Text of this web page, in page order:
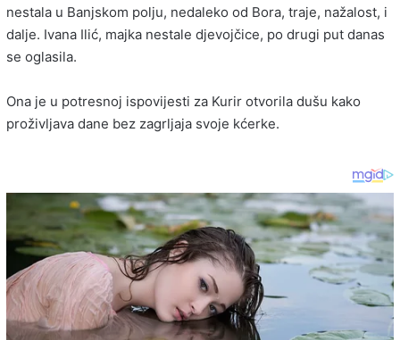
nestala u Banjskom polju, nedaleko od Bora, traje, nažalost, i
dalje. Ivana Ilić, majka nestale djevojčice, po drugi put danas
se oglasila.
Ona je u potresnoj ispovijesti za Kurir otvorila dušu kako
proživljava dane bez zagrljaja svoje kćerke.